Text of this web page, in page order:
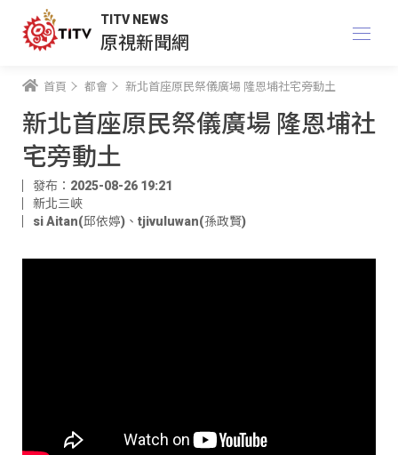
TITV NEWS
原視新聞網
首頁 都會 新北首座原民祭儀廣場 隆恩埔社宅旁動土
新北首座原民祭儀廣場 隆恩埔社
宅旁動土
發布：2025-08-26 19:21
新北三峽
si Aitan(邱依婷) 、 tjivuluwan(孫政賢)